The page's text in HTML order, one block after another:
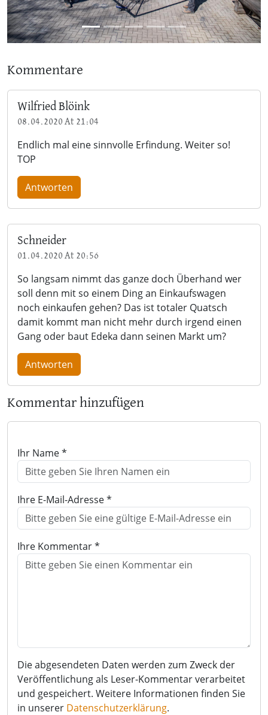
Kommentare
Wilfried Blöink
08.04.2020 At 21:04
Endlich mal eine sinnvolle Erfindung. Weiter so!
TOP
Antworten
Schneider
01.04.2020 At 20:56
So langsam nimmt das ganze doch Überhand wer
soll denn mit so einem Ding an Einkaufswagen
noch einkaufen gehen? Das ist totaler Quatsch
damit kommt man nicht mehr durch irgend einen
Gang oder baut Edeka dann seinen Markt um?
Antworten
Kommentar hinzufügen
Ihr Name *
Ihre E-Mail-Adresse *
Ihre Kommentar *
Die abgesendeten Daten werden zum Zweck der
Veröffentlichung als Leser-Kommentar verarbeitet
und gespeichert. Weitere Informationen finden Sie
in unserer Datenschutzerklärung.